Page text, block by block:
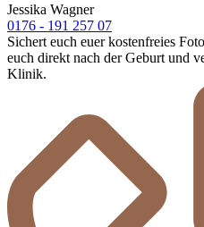
Jessika Wagner
0176 - 191 257 07
Sichert euch euer kostenfreies
euch direkt nach der Geburt und
Klinik.